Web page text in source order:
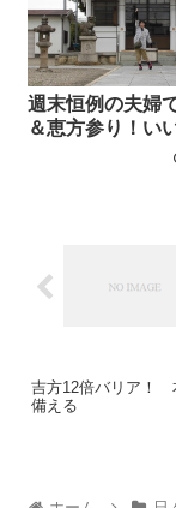
週末恒例の夫婦
＆恵方参り！い
吉方12倍バリア！
備える